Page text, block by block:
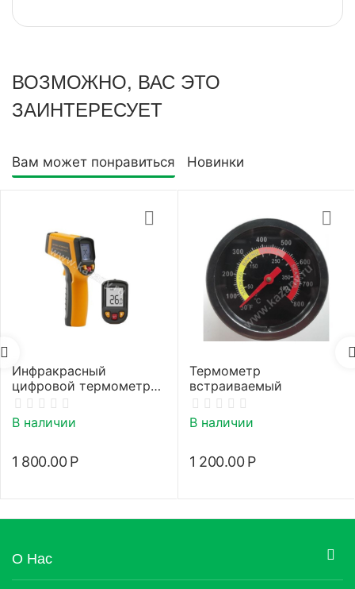
ВОЗМОЖНО, ВАС ЭТО
ЗАИНТЕРЕСУЕТ
Вам может понравиться Новинки
Инфракрасный
цифровой термометр
(пирометр)
В наличии
1 800.00 Р
Термометр
встраиваемый
В наличии
1 200.00 Р
О Нас